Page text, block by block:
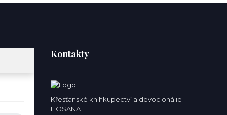
Kontakty
Křesťanské knihkupectví a devocionálie
HOSANA